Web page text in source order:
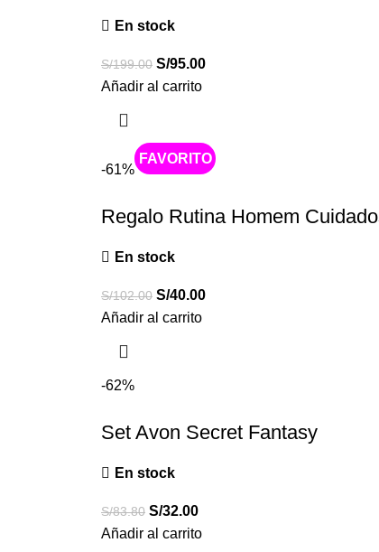
En stock
S/199.00 S/95.00
Añadir al carrito
-61%
Caliente
Regalo Rutina Homem
En stock
S/102.00 S/40.00
Añadir al carrito
-62%
Set Avon Secret Fantasy
En stock
S/83.80 S/32.00
Añadir al carrito